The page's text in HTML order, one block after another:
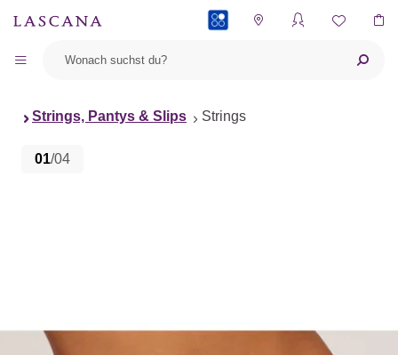
Strings, Pantys & Slips Strings
01/04